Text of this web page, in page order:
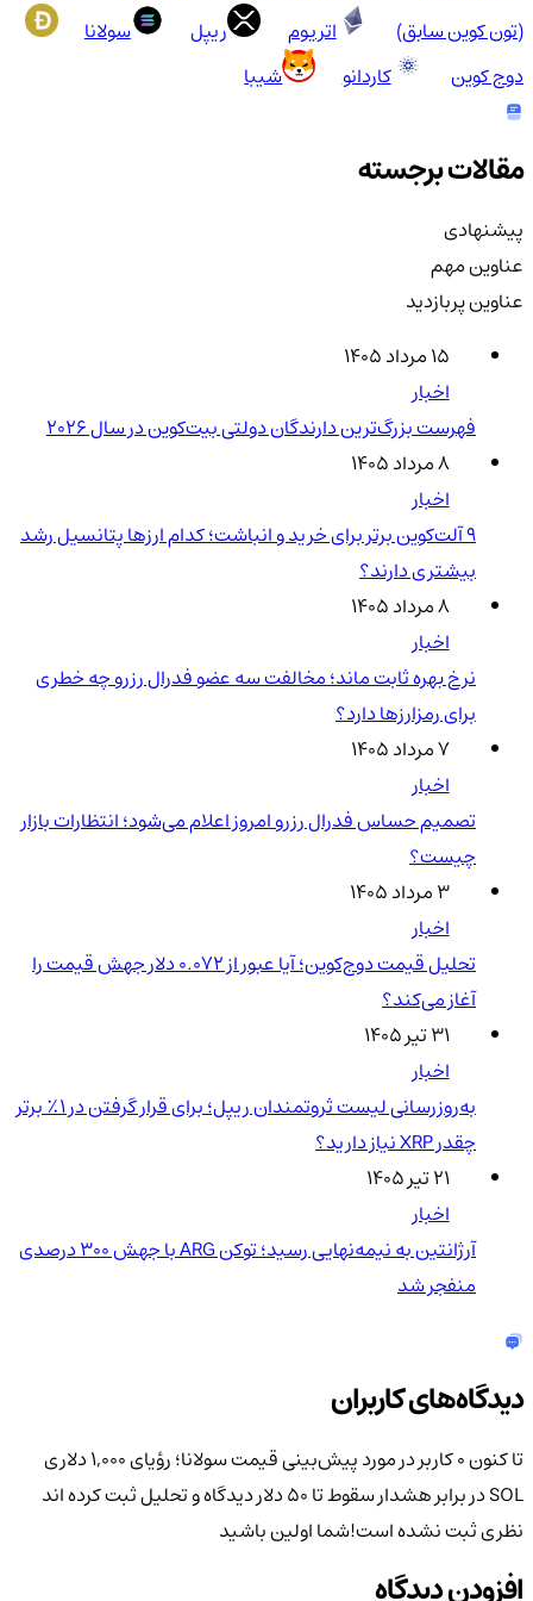
(تون کوین سابق)
اتریوم ریپل
سولانا
دوج کوین
کاردانو شیبا
مقالات برجسته
پیشنهادی
عناوین مهم
عناوین پربازدید
۱۵ مرداد ۱۴۰۵
اخبار
فهرست بزرگ‌ترین دارندگان دولتی بیت‌کوین در سال 2026
۸ مرداد ۱۴۰۵
اخبار
۹ آلت‌کوین برتر برای خرید و انباشت؛ کدام ارزها پتانسیل رشد
بیشتری دارند؟
۸ مرداد ۱۴۰۵
اخبار
نرخ بهره ثابت ماند؛ مخالفت سه عضو فدرال رزرو چه خطری
برای رمزارزها دارد؟
۷ مرداد ۱۴۰۵
اخبار
تصمیم حساس فدرال رزرو امروز اعلام می‌شود؛ انتظارات بازار
چیست؟
۳ مرداد ۱۴۰۵
اخبار
تحلیل قیمت دوج‌کوین؛ آیا عبور از ۰.۰۷۲ دلار جهش قیمت را
آغاز می‌کند؟
۳۱ تیر ۱۴۰۵
اخبار
به‌روزرسانی لیست ثروتمندان ریپل؛ برای قرار گرفتن در ۱٪ برتر
چقدر XRP نیاز دارید؟
۲۱ تیر ۱۴۰۵
اخبار
آرژانتین به نیمه‌نهایی رسید؛ توکن ARG با جهش ۳۰۰ درصدی
منفجر شد
دیدگاه‌های کاربران
تا کنون 0 کاربر در مورد
پیش‌بینی قیمت سولانا؛ رؤیای ۱,۰۰۰ دلاری
SOL در برابر هشدار سقوط تا ۵۰ دلار
دیدگاه و تحلیل ثبت کرده اند
نظری ثبت نشده است!شما اولین باشید
افزودن دیدگاه